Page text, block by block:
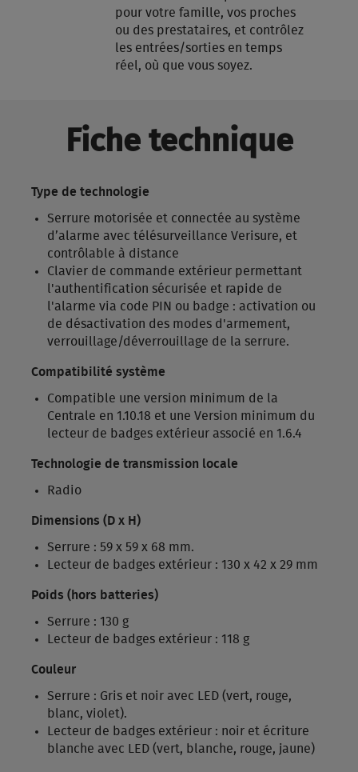
pour votre famille, vos proches
ou des prestataires, et contrôlez
les entrées/sorties en temps
réel, où que vous soyez.
Fiche technique
Type de technologie
Serrure motorisée et connectée au système
d’alarme avec télésurveillance Verisure, et
contrôlable à distance
Clavier de commande extérieur permettant
l'authentification sécurisée et rapide de
l'alarme via code PIN ou badge : activation ou
de désactivation des modes d'armement,
verrouillage/déverrouillage de la serrure.
Compatibilité système
Compatible une version minimum de la
Centrale en 1.10.18 et une Version minimum du
lecteur de badges extérieur associé en 1.6.4
Technologie de transmission locale
Radio
Dimensions (D x H)
Serrure : 59 x 59 x 68 mm.
Lecteur de badges extérieur : 130 x 42 x 29 mm
Poids (hors batteries)
Serrure : 130 g
Lecteur de badges extérieur : 118 g
Couleur
Serrure : Gris et noir avec LED (vert, rouge,
blanc, violet).
Lecteur de badges extérieur : noir et écriture
blanche avec LED (vert, blanche, rouge, jaune)